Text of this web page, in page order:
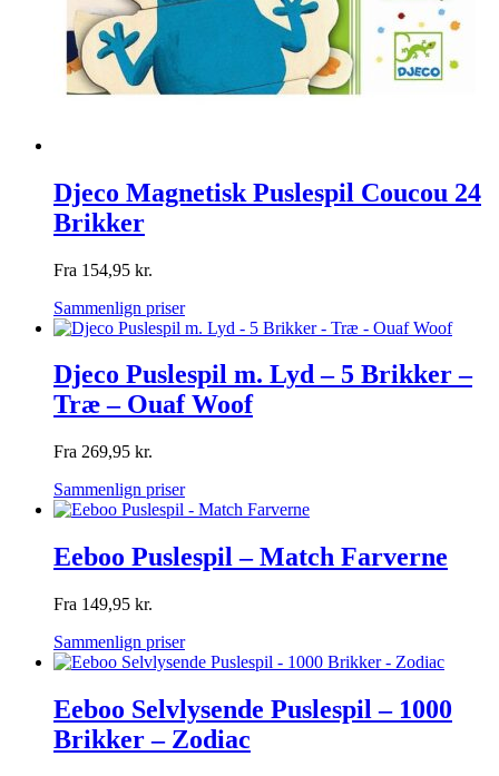
Djeco Magnetisk Puslespil Coucou 24
Brikker
Fra 154,95 kr.
Sammenlign priser
Djeco Puslespil m. Lyd – 5 Brikker –
Træ – Ouaf Woof
Fra 269,95 kr.
Sammenlign priser
Eeboo Puslespil – Match Farverne
Fra 149,95 kr.
Sammenlign priser
Eeboo Selvlysende Puslespil – 1000
Brikker – Zodiac